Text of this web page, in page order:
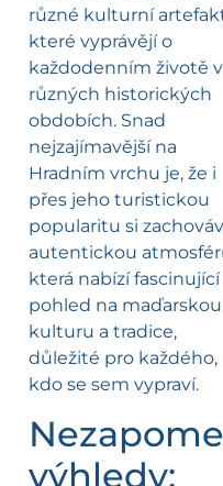
různé kulturní
které vyprávějí o
každodenním životě v
různých historických
obdobích. Snad
nejzajímavější na
Hradním vrchu je, že i
přes jeho turistickou
popularitu si
autentickou
která nabízí fascinující
pohled na maďarskou
kulturu a tradice,
důležité pro každého,
kdo se sem vypraví.
výhledy: